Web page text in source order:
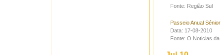
Fonte: Região Sul
Passeio Anual
Data: 17-08-2010
Fonte: O Noticias da